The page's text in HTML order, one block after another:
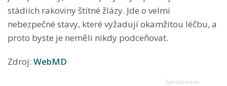
stádiích rakoviny štítné žlázy. Jde o velmi
nebezpečné stavy, které vyžadují okamžitou léčbu, a
proto byste je neměli nikdy podceňovat.
Zdroj: WebMD